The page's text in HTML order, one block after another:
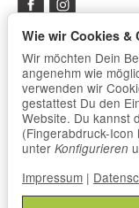
Wie wir Cookies &
Wir möchten Dein
angenehm wie
verwenden wir
gestattest Du den
Website. Du kannst
(Fingerabdruck-
unter Konfigurieren
Impressum |